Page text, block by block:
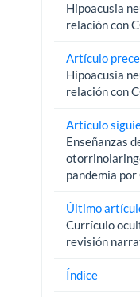
Hipoacusia
relación con
Artículo
Hipoacusia
relación con
Artículo
Enseñanzas
pandemia
Último
Currículo
revisión
Índice